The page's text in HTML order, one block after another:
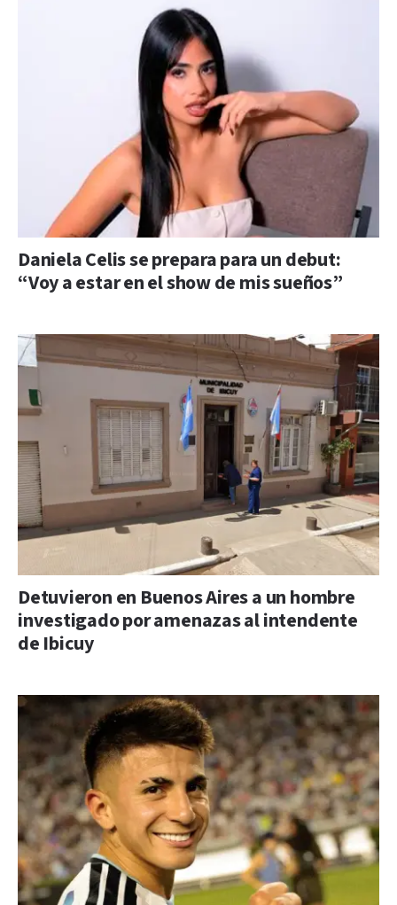
Daniela Celis se prepara para un debut:
“Voy a estar en el show de mis sueños”
Detuvieron en Buenos Aires a un hombre
investigado por amenazas al intendente
de Ibicuy